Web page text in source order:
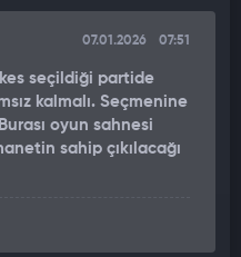
07.01.2026 07:51
seçildiği partide
kalmalı. Seçmenine
oyun sahnesi
sahip çıkılacağı